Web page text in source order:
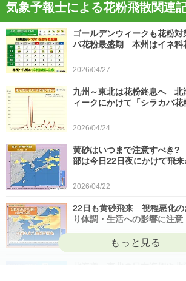
気象予報士による花粉飛散関連
ゴールデンウィークも花粉
バ花粉最盛期 本州はイネ科
2026/04/27
九州～東北は花粉終息へ 北
ィークにかけて「シラカバ花
2026/04/24
黄砂はいつまで注意すべき
部は今日22日夜にかけて飛来
2026/04/22
22日も黄砂飛来 視程悪化
り体調・生活への影響に注意